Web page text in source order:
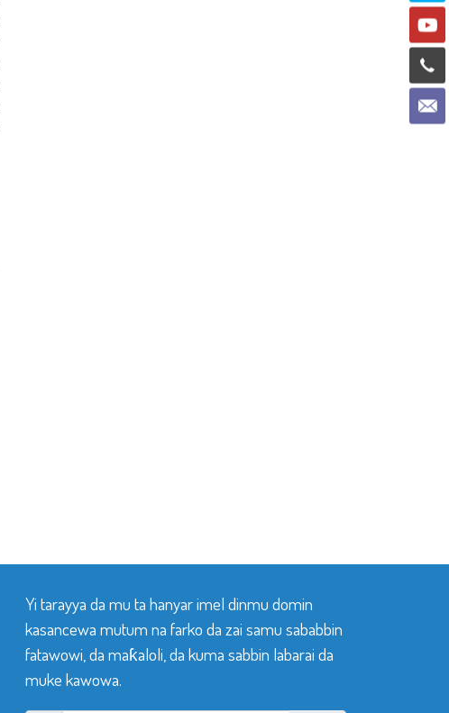
Yi tarayya da mu ta hanyar imel dinmu domin
kasancewa mutum na farko da zai samu sababbin
fatawowi, da maƙaloli, da kuma sabbin labarai da
muke kawowa.